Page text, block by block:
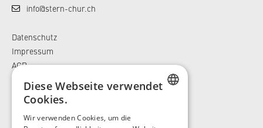
info@stern-chur.ch
Datenschutz
Impressum
AGB
Diese Webseite verwendet
Cookies.
Wir verwenden Cookies, um die